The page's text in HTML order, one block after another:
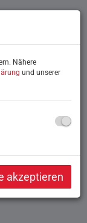
Nähere
und unserer
akzeptieren